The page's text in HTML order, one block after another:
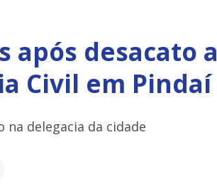
após desacato a
Civil em Pindaí
delegacia da cidade